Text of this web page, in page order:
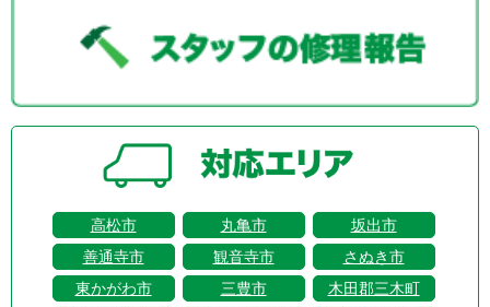
高松市 丸亀市
坂出市
善通寺市
観音寺市
さぬき市
東かがわ市
三豊市
木田郡三木町